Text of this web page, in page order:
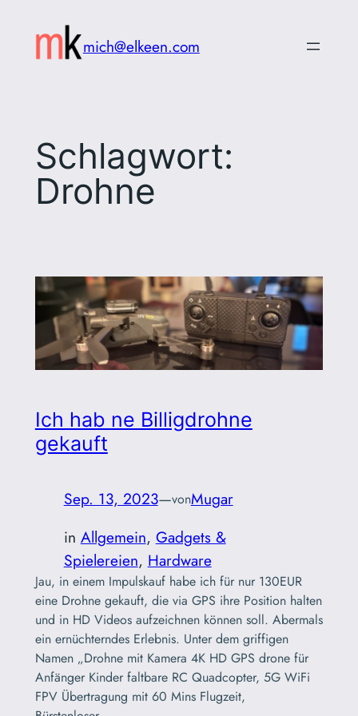
Inhalt
springen
mich@elkeen.com
Schlagwort:
Drohne
Ich hab ne Billigdrohne
gekauft
Sep. 13, 2023—vonMugar
in Allgemein, Gadgets &
Spielereien, Hardware
Jau, in einem Impulskauf habe ich für nur 130EUR
eine Drohne gekauft, die via GPS ihre Position halten
und in HD Videos aufzeichnen können soll. Abermals
ein ernüchterndes Erlebnis. Unter dem griffigen
Namen „Drohne mit Kamera 4K HD GPS drone für
Anfänger Kinder faltbare RC Quadcopter, 5G WiFi
FPV Übertragung mit 60 Mins Flugzeit,